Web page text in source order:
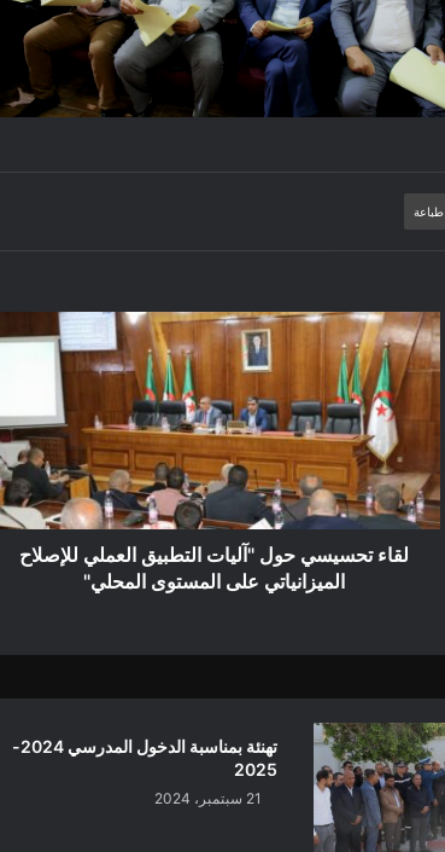
طباعة
لقاء
تحسيسي
حول
التطبيق
العملي
للإصلاح
الميزانياتي
على
المستوىلقاء تحسيسي حول "آليات التطبيق العملي للإصلاح
الميزانياتي على المستوى المحلي"
تهنئة بمناسبة الدخول المدرسي 2024-
2025
21 سبتمبر، 2024